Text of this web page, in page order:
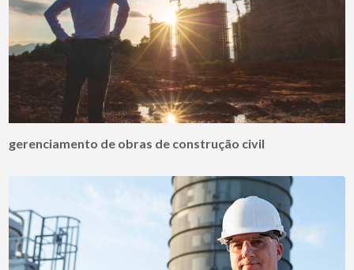
gerenciamento de obras de construção civil